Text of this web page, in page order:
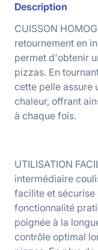
Description
CUISSON
retournement en
permet d'obtenir
pizzas. En
cette pelle assure
chaleur, offrant
à chaque fois.
UTILISATION
intermédiaire
facilite et sécurise
fonctionnalité
poignée à la
contrôle optimal